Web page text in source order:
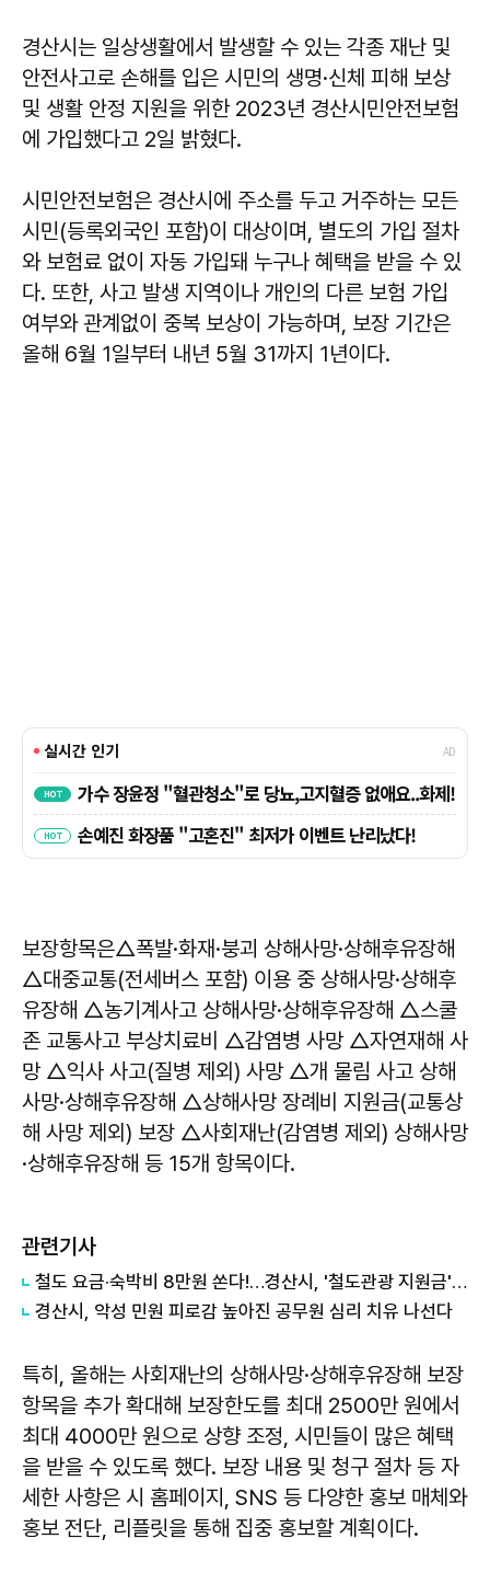
경산시는 일상생활에서 발생할 수 있는 각종 재난 및
안전사고로 손해를 입은 시민의 생명·신체 피해 보상
및 생활 안정 지원을 위한 2023년 경산시민안전보험
에 가입했다고 2일 밝혔다.
시민안전보험은 경산시에 주소를 두고 거주하는 모든
시민(등록외국인 포함)이 대상이며, 별도의 가입 절차
와 보험료 없이 자동 가입돼 누구나 혜택을 받을 수 있
다. 또한, 사고 발생 지역이나 개인의 다른 보험 가입
여부와 관계없이 중복 보상이 가능하며, 보장 기간은
올해 6월 1일부터 내년 5월 31까지 1년이다.
보장항목은△폭발·화재·붕괴 상해사망·상해후유장해
△대중교통(전세버스 포함) 이용 중 상해사망·상해후
유장해 △농기계사고 상해사망·상해후유장해 △스쿨
존 교통사고 부상치료비 △감염병 사망 △자연재해 사
망 △익사 사고(질병 제외) 사망 △개 물림 사고 상해
사망·상해후유장해 △상해사망 장례비 지원금(교통상
해 사망 제외) 보장 △사회재난(감염병 제외) 상해사망
·상해후유장해 등 15개 항목이다.
관련기사
철도 요금·숙박비 8만원 쏜다!…경산시, '철도관광 지원금' 사업 실시
경산시, 악성 민원 피로감 높아진 공무원 심리 치유 나선다
특히, 올해는 사회재난의 상해사망·상해후유장해 보장
항목을 추가 확대해 보장한도를 최대 2500만 원에서
최대 4000만 원으로 상향 조정, 시민들이 많은 혜택
을 받을 수 있도록 했다. 보장 내용 및 청구 절차 등 자
세한 사항은 시 홈페이지, SNS 등 다양한 홍보 매체와
홍보 전단, 리플릿을 통해 집중 홍보할 계획이다.